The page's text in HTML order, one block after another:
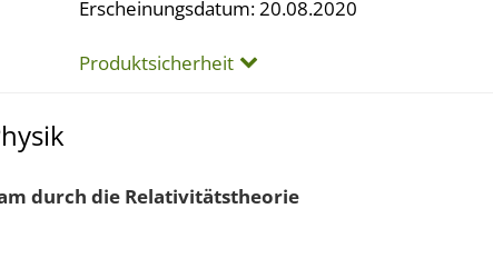
Erscheinungsdatum: 20.08.2020
Produktsicherheit
durch die Relativitätstheorie